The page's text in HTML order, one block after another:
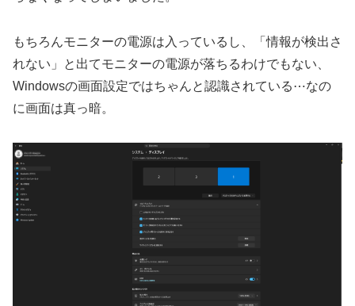
もちろんモニターの電源は入っているし、「情報が検出さ
れない」と出てモニターの電源が落ちるわけでもない、
Windowsの画面設定ではちゃんと認識されている⋯なの
に画面は真っ暗。